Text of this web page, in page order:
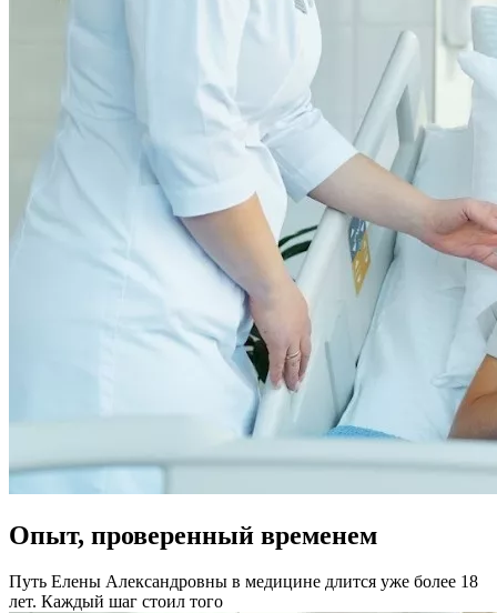
Опыт, проверенный временем
Путь Елены Александровны в медицине длится уже более 18
лет. Каждый шаг стоил того